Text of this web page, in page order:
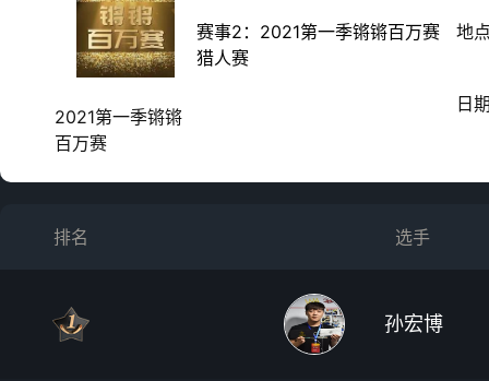
2021第一季锵锵
百万赛
赛事2：2021第一季锵锵百万赛
猎人赛
地
日
排名 选手
孙宏博